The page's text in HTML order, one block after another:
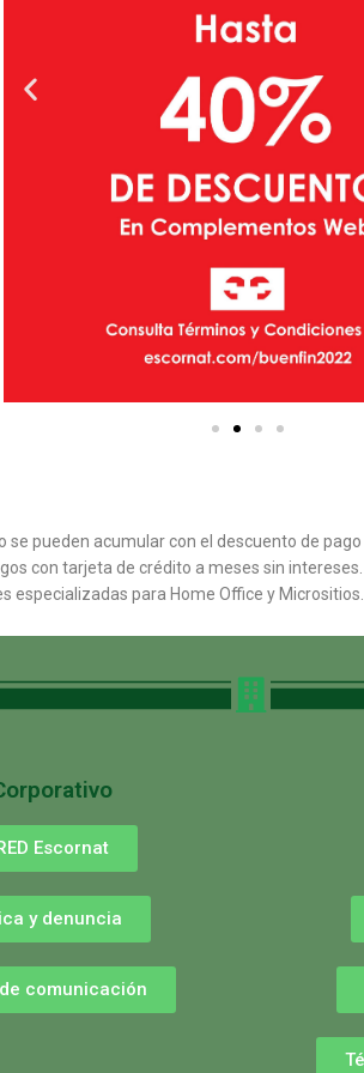
se pueden acumular con el descuento de
con tarjeta de crédito a meses sin
especializadas para Home Office y Micrositios.
Escornat
y denuncia
comunicación